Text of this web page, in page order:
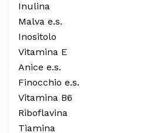
Inulina
Malva e.s.
Inositolo
Vitamina E
Anice e.s.
Finocchio e.s.
Vitamina B6
Riboflavina
Tiamina